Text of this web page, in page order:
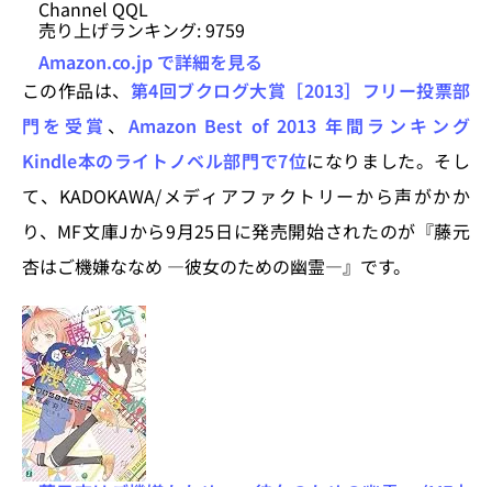
Channel QQL
売り上げランキング: 9759
Amazon.co.jp で詳細を見る
この作品は、 第4回ブクログ大賞［2013］フリー投票部
門を受賞 、Amazon Best of 2013 年間ランキング
Kindle本のライトノベル部門で7位になりました。そし
て、KADOKAWA/メディアファクトリーから声がかか
り、MF文庫Jから9月25日に発売開始されたのが『藤元
杏はご機嫌ななめ ―彼女のための幽霊―』です。